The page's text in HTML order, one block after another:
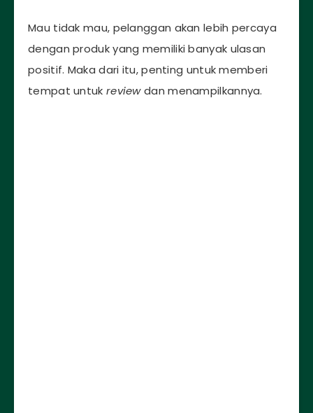
Mau tidak mau, pelanggan akan lebih percaya
dengan produk yang memiliki banyak ulasan
positif. Maka dari itu, penting untuk memberi
tempat untuk reviewdan menampilkannya.